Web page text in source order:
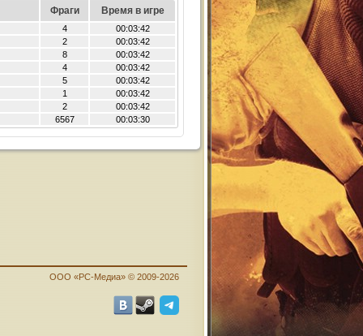
Фраги Время в игре
4
00:03:42
2
00:03:42
8
00:03:42
4
00:03:42
5
00:03:42
1
00:03:42
2
00:03:42
6567 00:03:30
ООО «PC-Медиа» © 2009-2026